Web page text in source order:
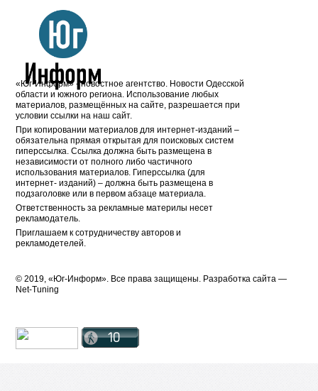
«Юг-Информ» - новостное агентство. Новости Одесской
области и южного региона. Использование любых
материалов, размещённых на сайте, разрешается при
условии ссылки на наш сайт.
При копировании материалов для интернет-изданий –
обязательна прямая открытая для поисковых систем
гиперссылка. Ссылка должна быть размещена в
независимости от полного либо частичного
использования материалов. Гиперссылка (для
интернет- изданий) – должна быть размещена в
подзаголовке или в первом абзаце материала.
Ответственность за рекламные материлы несет
рекламодатель.
Приглашаем к сотрудничеству авторов и
рекламодетелей.
© 2019, «Юг-Информ». Все права защищены. Разработка cайта —
Net-Tuning